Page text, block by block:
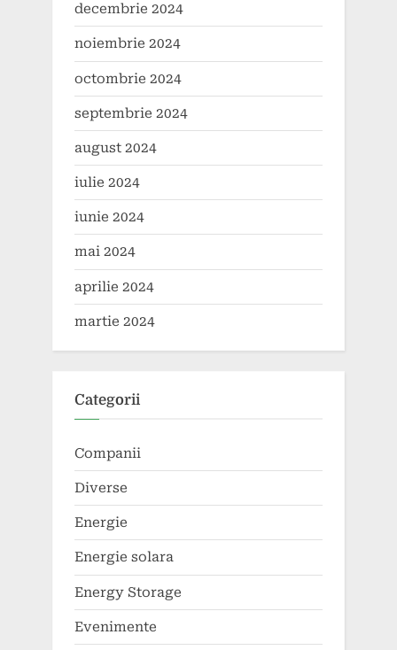
decembrie 2024
noiembrie 2024
octombrie 2024
septembrie 2024
august 2024
iulie 2024
iunie 2024
mai 2024
aprilie 2024
martie 2024
Categorii
Companii
Diverse
Energie
Energie solara
Energy Storage
Evenimente